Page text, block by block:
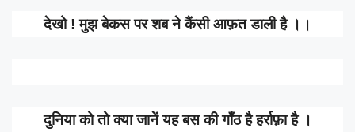
देखो ! मुझ बेकस पर शब ने कैंसी आफ़त डाली है ।।
दुनिया को तो क्या जानें यह बस की गाँठ है हर्राफ़ा है ।